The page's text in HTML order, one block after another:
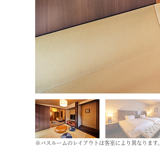
※バスルームのレイアウトは客室により異なります。